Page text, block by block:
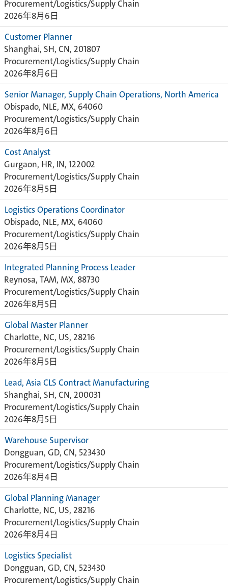
Procurement/Logistics/Supply Chain
2026年8月6日
Customer Planner
Shanghai, SH, CN, 201807
Procurement/Logistics/Supply Chain
2026年8月6日
Senior Manager, Supply Chain Operations, North America
Obispado, NLE, MX, 64060
Procurement/Logistics/Supply Chain
2026年8月6日
Cost Analyst
Gurgaon, HR, IN, 122002
Procurement/Logistics/Supply Chain
2026年8月5日
Logistics Operations Coordinator
Obispado, NLE, MX, 64060
Procurement/Logistics/Supply Chain
2026年8月5日
Integrated Planning Process Leader
Reynosa, TAM, MX, 88730
Procurement/Logistics/Supply Chain
2026年8月5日
Global Master Planner
Charlotte, NC, US, 28216
Procurement/Logistics/Supply Chain
2026年8月5日
Lead, Asia CLS Contract Manufacturing
Shanghai, SH, CN, 200031
Procurement/Logistics/Supply Chain
2026年8月5日
Warehouse Supervisor
Dongguan, GD, CN, 523430
Procurement/Logistics/Supply Chain
2026年8月4日
Global Planning Manager
Charlotte, NC, US, 28216
Procurement/Logistics/Supply Chain
2026年8月4日
Logistics Specialist
Dongguan, GD, CN, 523430
Procurement/Logistics/Supply Chain